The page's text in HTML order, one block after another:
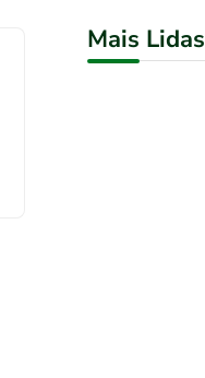
Mais Lidas